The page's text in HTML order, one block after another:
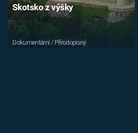
Skotsko z výšky
Dokumentární / Přírodopisný